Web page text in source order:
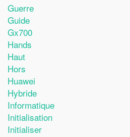
Guerre
Guide
Gx700
Hands
Haut
Hors
Huawei
Hybride
Informatique
Initialisation
Initialiser